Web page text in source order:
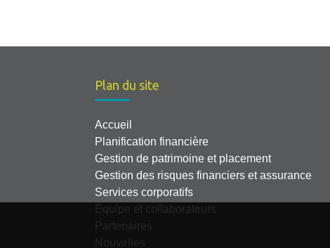
Plan du site
Accueil
Planification financière
Gestion de patrimoine et placement
Gestion des risques financiers et assurance
Services corporatifs
Équipe et collaborateurs
Partenaires
Nouvelles